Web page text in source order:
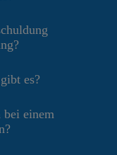
es?
einem